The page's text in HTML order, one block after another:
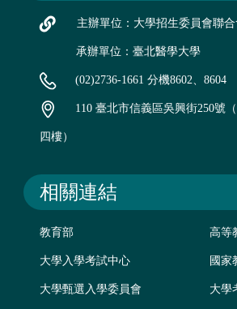
主辦單位：大學招生委員會聯合
承辦單位：臺北醫學大學
(02)2736-1661 分機8602、8604
110 臺北市信義區吳興街250號
四樓）
相關連結
教育部 高等
大學入學考試中心 國家
大學甄選入學委員會 大學